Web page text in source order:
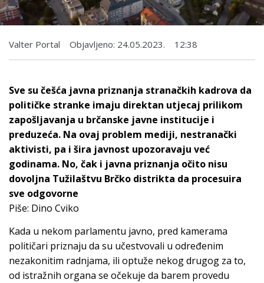
Valter Portal Objavljeno: 24.05.2023. 12:38
Sve su češća javna priznanja stranačkih kadrova da
političke stranke imaju direktan utjecaj prilikom
zapošljavanja u brčanske javne institucije i
preduzeća. Na ovaj problem mediji, nestranački
aktivisti, pa i šira javnost upozoravaju već
godinama. No, čak i javna priznanja očito nisu
dovoljna Tužilaštvu Brčko distrikta da procesuira
sve odgovorne
Piše: Dino Cviko
Kada u nekom parlamentu javno, pred kamerama
političari priznaju da su učestvovali u određenim
nezakonitim radnjama, ili optuže nekog drugog za to,
od istražnih organa se očekuje da barem provedu